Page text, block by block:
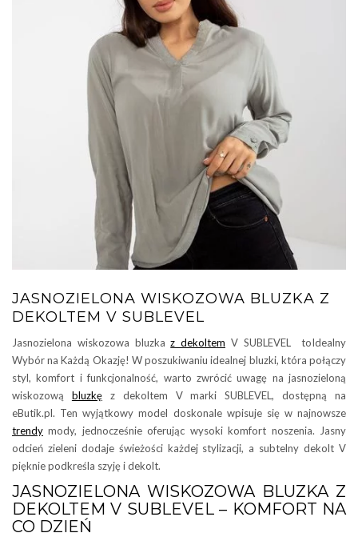
JASNOZIELONA WISKOZOWA BLUZKA Z
DEKOLTEM V SUBLEVEL
Jasnozielona wiskozowa bluzkaz dekoltem V SUBLEVEL toIdealny
Wybór na Każdą Okazję! W poszukiwaniu idealnej bluzki, która połączy
styl, komfort i funkcjonalność, warto zwrócić uwagę na jasnozieloną
wiskozową bluzkęz dekoltem V marki SUBLEVEL, dostępną na
eButik.pl. Ten wyjątkowy model doskonale wpisuje się w najnowsze
trendy mody, jednocześnie oferując wysoki komfort noszenia. Jasny
odcień zieleni dodaje świeżości każdej stylizacji, a subtelny dekolt V
pięknie podkreśla szyję i dekolt.
JASNOZIELONA WISKOZOWA BLUZKA Z
DEKOLTEM V SUBLEVEL – KOMFORT NA
CO DZIEŃ